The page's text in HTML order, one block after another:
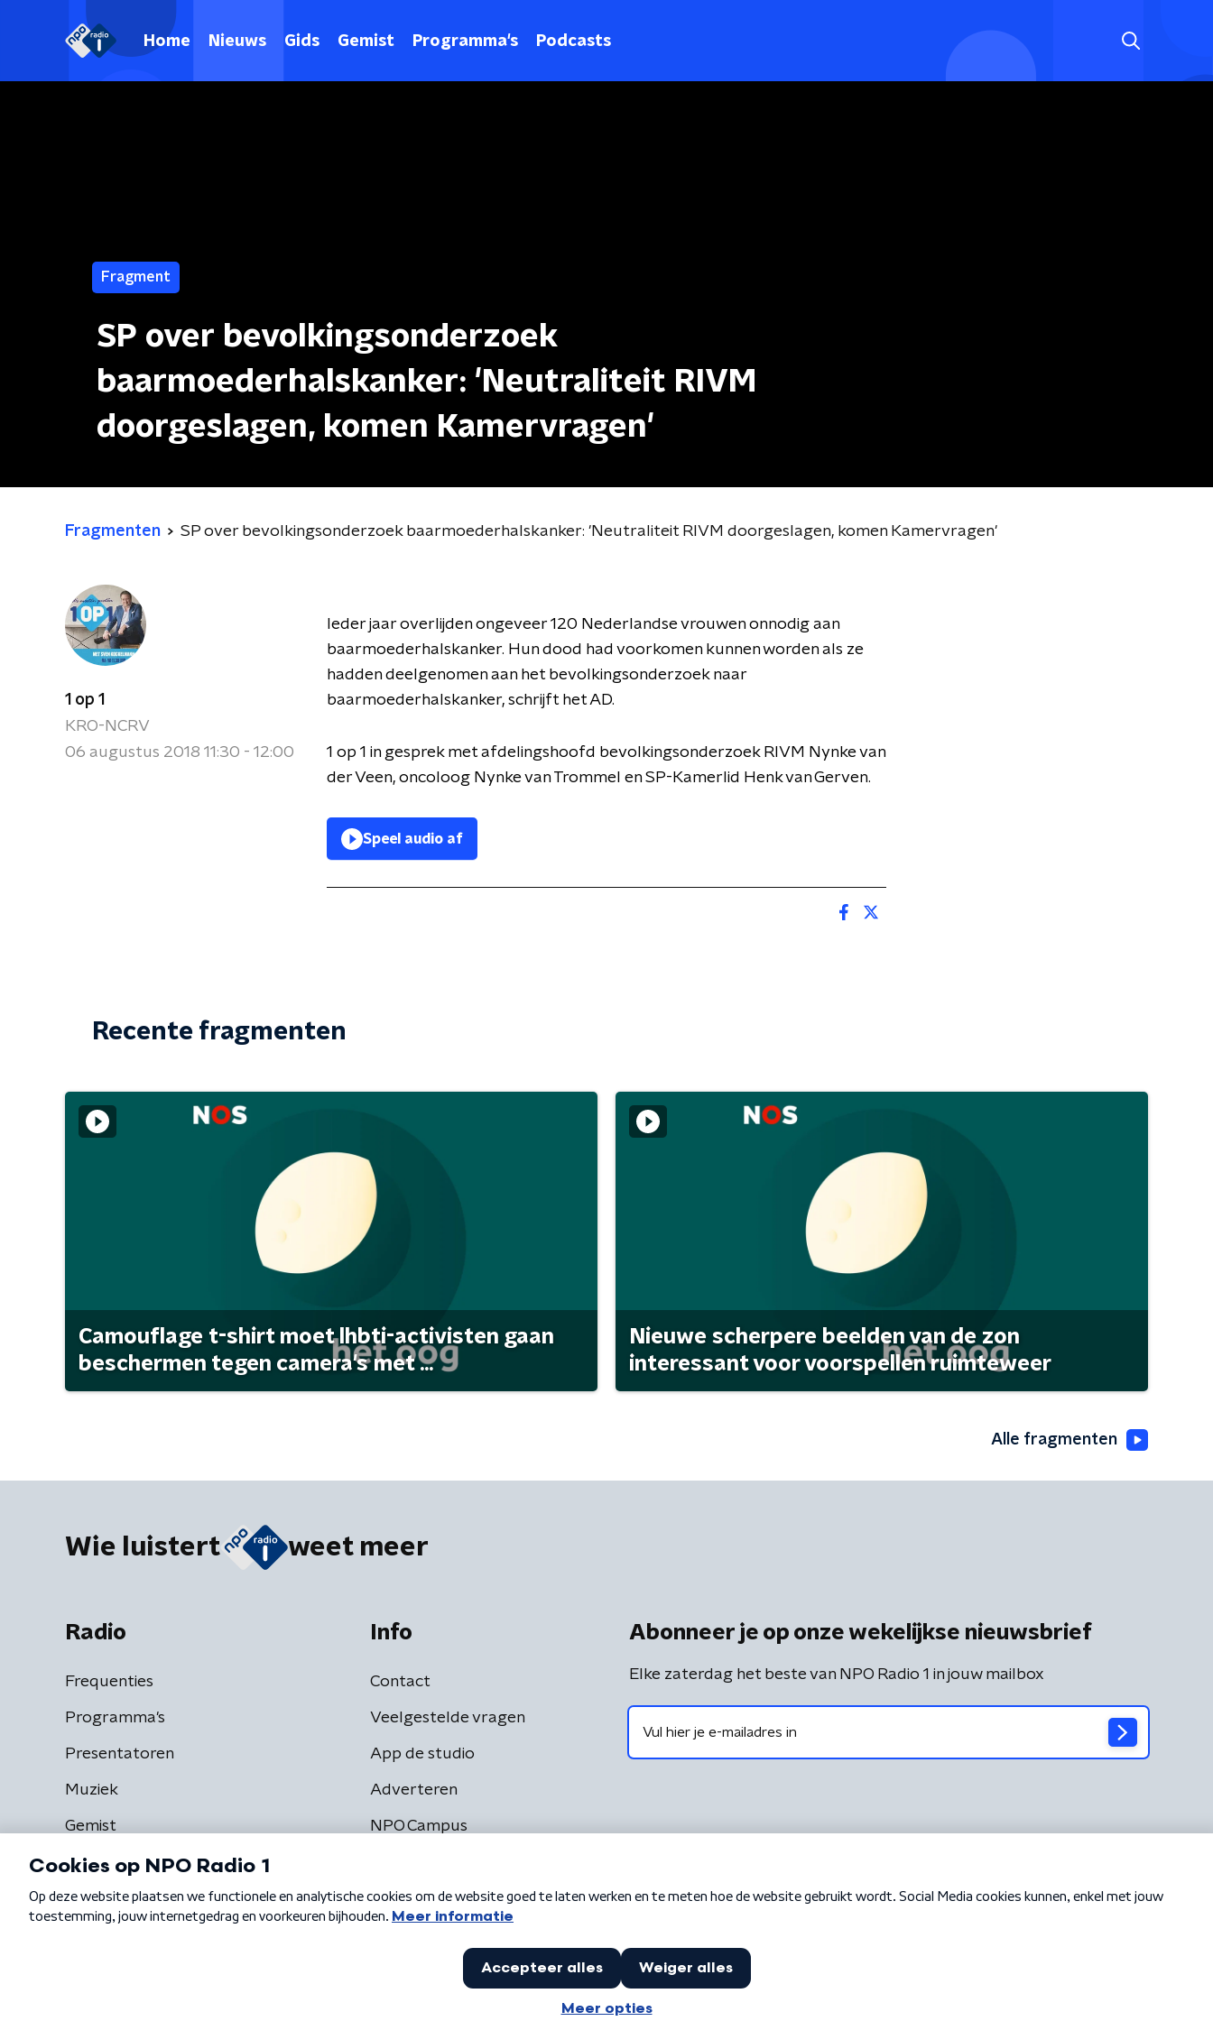
Home Nieuws Gids Gemist Programma's Podcasts
Fragment
SP over bevolkingsonderzoek
baarmoederhalskanker: 'Neutraliteit RIVM
doorgeslagen, komen Kamervragen'
Fragmenten SP over bevolkingsonderzoek baarmoederhalskanker: 'Neutraliteit RIVM doorgeslagen, komen Kamervragen'
1 op 1
KRO-NCRV
06 augustus 2018 11:30 - 12:00
Ieder jaar overlijden ongeveer 120 Nederlandse vrouwen onnodig aan
baarmoederhalskanker. Hun dood had voorkomen kunnen worden als ze
hadden deelgenomen aan het bevolkingsonderzoek naar
baarmoederhalskanker, schrijft het AD.
1 op 1 in gesprek met afdelingshoofd bevolkingsonderzoek RIVM Nynke van
der Veen, oncoloog Nynke van Trommel en SP-Kamerlid Henk van Gerven.
Speel audio af
Recente fragmenten
Camouflage t-shirt moet lhbti-activisten gaan
beschermen tegen camera's met ...
Nieuwe scherpere beelden van de zon
interessant voor voorspellen ruimteweer
Alle fragmenten
Wie luistert weet meer
Radio
Frequenties
Programma's
Presentatoren
Muziek
Gemist
Info
Contact
Veelgestelde vragen
App de studio
Adverteren
NPO Campus
Abonneer je op onze wekelijkse nieuwsbrief
Elke zaterdag het beste van NPO Radio 1 in jouw mailbox
Algemene voorwaarden Privacybeleid